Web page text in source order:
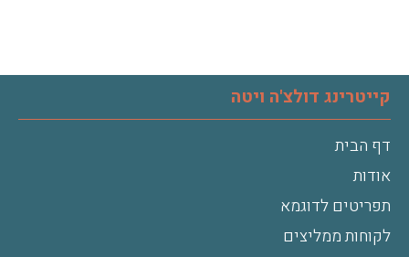
קייטרינג דולצ'ה ויטה
דף הבית
אודות
תפריטים לדוגמא
לקוחות ממליצים